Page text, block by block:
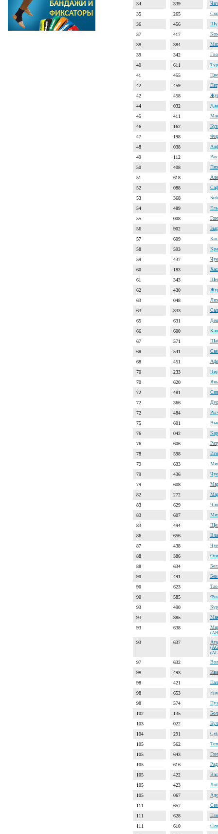
34
339
35
265
36
456
37
417
38
384
39
342
40
611
41
455
42
459
42
458
44
032
45
411
46
162
47
198
48
038
49
112
50
408
51
618
52
088
53
368
54
489
55
008
56
902
57
609
58
593
59
437
60
183
61
343
62
430
63
048
63
333
65
631
66
600
67
571
68
541
68
451
70
233
70
620
72
481
72
366
72
484
75
601
76
042
76
606
78
598
79
633
79
436
79
608
82
272
83
629
83
607
83
494
86
656
87
438
88
386
88
634
90
491
90
623
90
585
93
490
93
385
93
638
93
637
97
632
98
493
98
421
98
653
98
574
102
135
103
022
104
291
105
562
105
643
105
616
105
422
105
423
105
067
111
657
111
628
111
610